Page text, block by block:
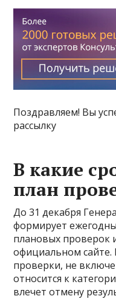
Поздравляем! Вы
рассылку
В какие
план
До 31 декабря
формирует
плановых проверок
официальном
проверки, не
относится к
влечет отмену